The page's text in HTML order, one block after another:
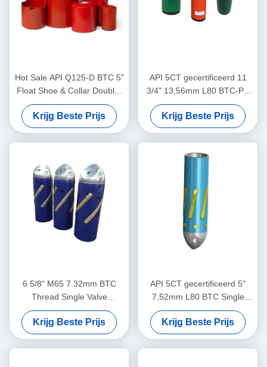
Hot Sale API Q125-D BTC 5"
Float Shoe & Collar Double-
Valve voor olie en gas goed
cementeren
Krijg Beste Prijs
API 5CT gecertificeerd 11
3/4" 13,56mm L80 BTC-PE
Single Valve Eccentric Nose
Aluminium Alloy Float Shoe
voor de olie- en gasindustrie
Krijg Beste Prijs
6 5/8" M65 7.32mm BTC
Thread Single Valve
Eccentric Nose Float Shoe
Dedicated voor olieveld
cementing toepassingen
Krijg Beste Prijs
API 5CT gecertificeerd 5"
7,52mm L80 BTC Single
Valve Self-Latch Aluminium
Alloy Float Shoe voor de
olie- en gasindustrie
Krijg Beste Prijs